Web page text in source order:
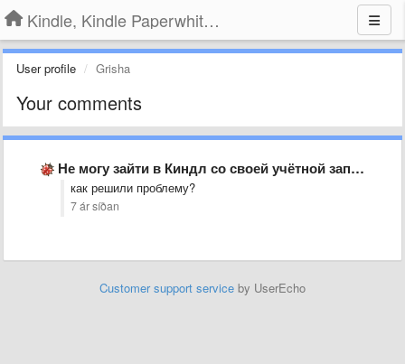
Kindle, Kindle Paperwhite, Kindle Voyage
User profile Grisha
Your comments
Не могу зайти в Киндл со своей учётной записи. Что …
как решили проблему?
7 ár síðan
Customer support service by UserEcho